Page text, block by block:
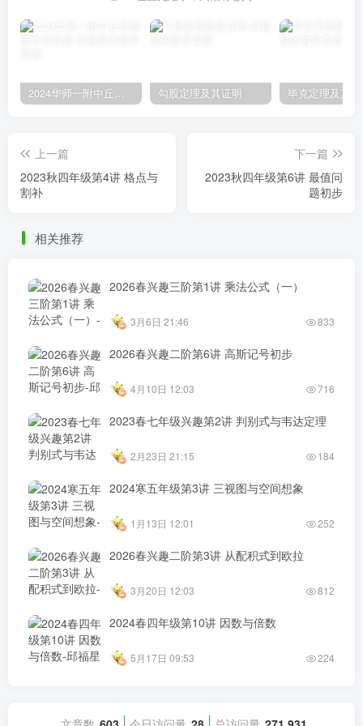
2024华师一附中丘班游园考试真题 勾股定理及其证明 毕克定理及其
上一篇
2023秋四年级第4讲 格点与
割补
下一篇
2023秋四年级第6讲 最值问
题初步
相关推荐
2026春兴趣三阶第1讲 乘法公式（一）
3月6日 21:46 833
2026春兴趣二阶第6讲 高斯记号初步
4月10日 12:03 716
2023春七年级兴趣第2讲 判别式与韦达定理
2月23日 21:15 184
2024寒五年级第3讲 三视图与空间想象
1月13日 12:01 252
2026春兴趣二阶第3讲 从配积式到欧拉
3月20日 12:03 812
2024春四年级第10讲 因数与倍数
5月17日 09:53 224